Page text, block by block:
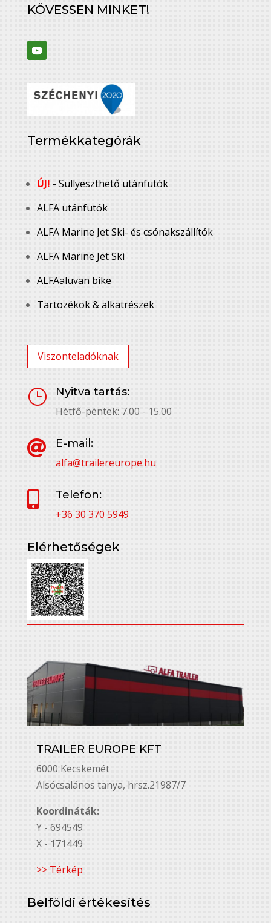
KÖVESSEN MINKET!
Termékkategórák
ÚJ! - Süllyeszthető utánfutók
ALFA utánfutók
ALFA Marine Jet Ski- és csónakszállítók
ALFA Marine Jet Ski
ALFAaluvan bike
Tartozékok & alkatrészek
Viszonteladóknak
}
Nyitva tartás:
Hétfő-péntek: 7.00 - 15.00

E-mail:
alfa@trailereurope.hu

Telefon:
+36 30 370 5949
Elérhetőségek
TRAILER EUROPE KFT
6000 Kecskemét
Alsó￳csalános tanya, hrsz.21987/7
Koordináták:
Y - 694549
X - 171449
>> Térkép
Belföldi értékesítés